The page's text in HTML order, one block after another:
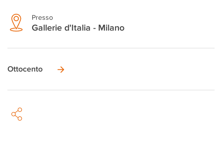
Presso
Gallerie d'Italia - Milano
Ottocento